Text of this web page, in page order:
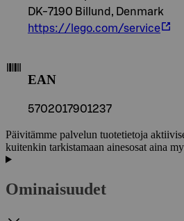
DK-7190 Billund, Denmark
https://lego.com/service
EAN
5702017901237
Päivitämme palvelun tuotetietoja
kuitenkin tarkistamaan ainesosat aina
Ominaisuudet